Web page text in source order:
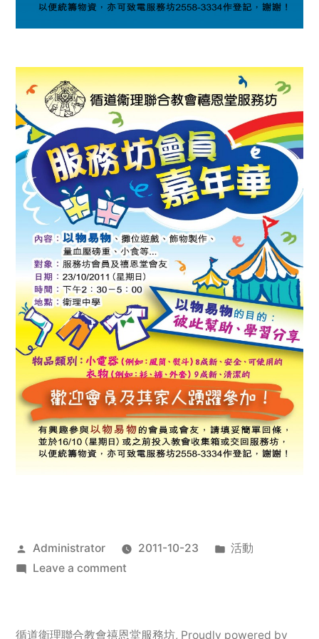
Posted
by
Administrator 2011-10-23
Posted
活動
Leave a commenton
服
循道衛理聯合教會禧恩堂服務坊, Proudly powered by